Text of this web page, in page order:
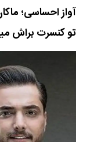
آواز احساسی؛
تو کنسرت براش